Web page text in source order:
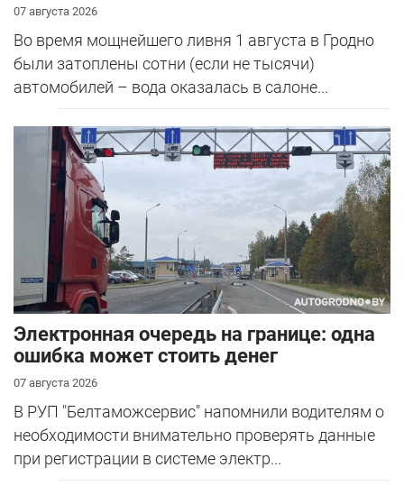
07 августа 2026
Во время мощнейшего ливня 1 августа в Гродно
были затоплены сотни (если не тысячи)
автомобилей – вода оказалась в салоне...
Электронная очередь на границе: одна
ошибка может стоить денег
07 августа 2026
В РУП "Белтаможсервис" напомнили водителям о
необходимости внимательно проверять данные
при регистрации в системе электр...